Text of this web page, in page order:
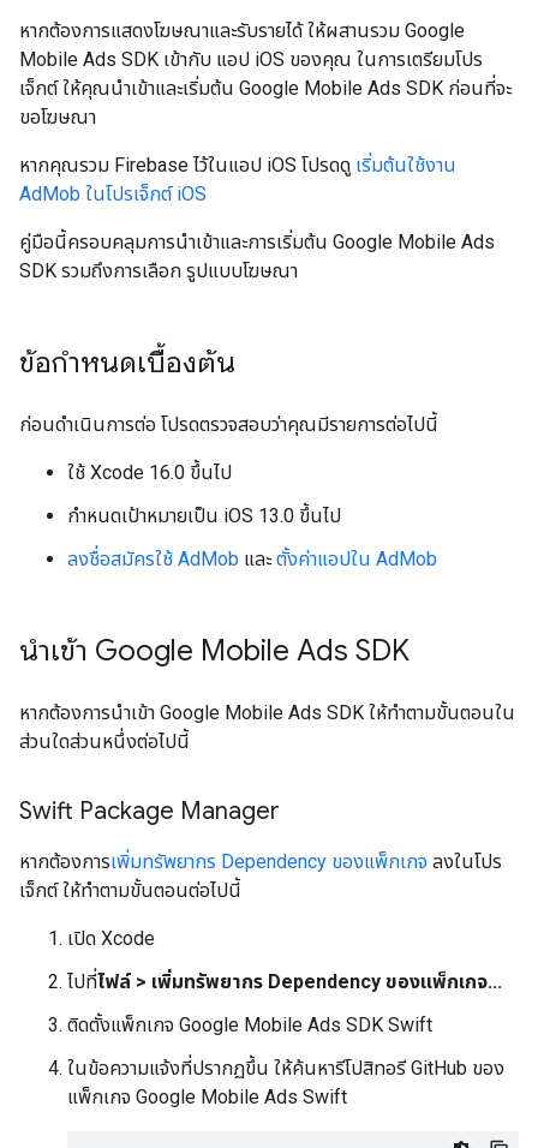
หากต้องการแสดงโฆษณาและรับรายได้ ให้ผสานรวม Google
Mobile Ads SDK เข้ากับ แอป iOS ของคุณ ในการเตรียมโปร
เจ็กต์ ให้คุณนำเข้าและเริ่มต้น Google Mobile Ads SDK ก่อนที่จะ
ขอโฆษณา
หากคุณรวม Firebase ไว้ในแอป iOS โปรดดู เริ่มต้นใช้งาน
AdMob ในโปรเจ็กต์ iOS
คู่มือนี้ครอบคลุมการนำเข้าและการเริ่มต้น Google Mobile Ads
SDK รวมถึงการเลือก รูปแบบโฆษณา
ข้อกำหนดเบื้องต้น
ก่อนดำเนินการต่อ โปรดตรวจสอบว่าคุณมีรายการต่อไปนี้
ใช้ Xcode 16.0 ขึ้นไป
กำหนดเป้าหมายเป็น iOS 13.0 ขึ้นไป
ลงชื่อสมัครใช้ AdMob และตั้งค่าแอปใน AdMob
นำเข้า Google Mobile Ads SDK
หากต้องการนำเข้า Google Mobile Ads SDK ให้ทำตามขั้นตอนใน
ส่วนใดส่วนหนึ่งต่อไปนี้
Swift Package Manager
หากต้องการเพิ่มทรัพยากร Dependency ของแพ็กเกจ ลงในโปร
เจ็กต์ ให้ทำตามขั้นตอนต่อไปนี้
เปิด Xcode
ไปที่ไฟล์ > เพิ่มทรัพยากร Dependency ของแพ็กเกจ...
ติดตั้งแพ็กเกจ Google Mobile Ads SDK Swift
ในข้อความแจ้งที่ปรากฏขึ้น ให้ค้นหารีโปสิทอรี GitHub ของ
แพ็กเกจ Google Mobile Ads Swift